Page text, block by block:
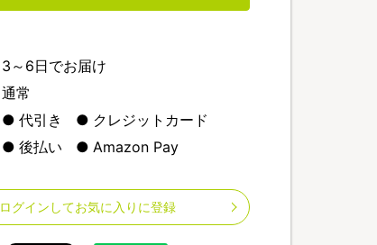
3～6日でお届け
通常
代引き
クレジットカード
後払い
Amazon Pay
ログインしてお気に入りに登録